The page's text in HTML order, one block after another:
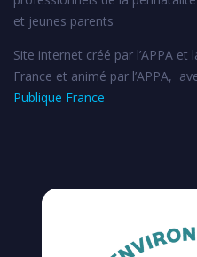
et jeunes parents
Site internet créé par l’APPA
France et animé par l’APPA,
Publique France